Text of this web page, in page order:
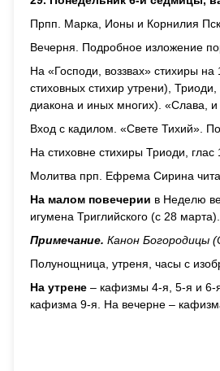
Прпп. Марка, Ионы и Корнилия
Вечерня. Подробное изложение
На «Господи, воззвах» стихиры
стиховных стихир утрени),
диакона и иных многих). «Слава,
Вход с кадилом. «Свете Тихий».
На стиховне стихиры Триоди,
Молитва прп. Ефрема Сирина
На малом повечерии в Неделю
игумена Триглийского (с 28 марта).
Примечание. Канон Богородицы
Полунощница, утреня, часы с
На утрене – кафизмы 4-я, 5-я и 6-
кафизма 9-я. На вечерне –